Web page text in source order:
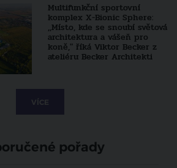
Multifunkční sportovní
komplex X-Bionic Sphere:
,,Místo, kde se snoubí světová
architektura a vášeň pro
koně," říká Viktor Becker z
ateliéru Becker Architekti
VÍCE
pořady